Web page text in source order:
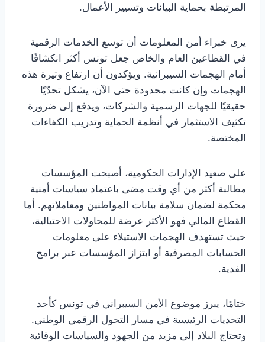
المرتبطة بحماية البيانات وتسيير الأعمال.
يرى خبراء أمن المعلومات أن توسع الخدمات الرقمية
في القطاعين العام والخاص جعل تونس أكثر انكشافًا
أمام الهجمات السيبرانية. ويؤكدون أن ارتفاع وتيرة هذه
الهجمات وإن كانت محدودة حتى الآن، يشكل تحدّيًا
حقيقيًا للجهات الرسمية والشركات، ويدفع إلى ضرورة
تكثيف الاستثمار في أنظمة الحماية وتدريب الكفاءات
المختصة.
على صعيد الإدارات الحكومية، أصبحت المؤسسات
مطالبة أكثر من أي وقت مضى باعتماد سياسات أمنية
محكمة لضمان سلامة بيانات المواطنين ومعاملاتهم. أما
القطاع المالي فهو الأكثر عرضة للمحاولات الاحتيالية،
حيث تستهدف الهجمات الاستيلاء على معلومات
الحسابات المصرفية أو ابتزاز المؤسسات عبر برامج
الفدية.
ختامًا، يبرز موضوع الأمن السيبراني في تونس كأحد
التحديات الرئيسية في مسار التحول الرقمي الوطني.
وتحتاج البلاد إلى مزيد من الجهود والسياسات الوقائية